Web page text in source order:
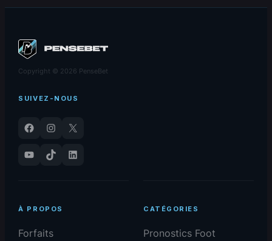
Colombie
Copyright © 2026 PenseBet
SUIVEZ-NOUS
Facebook Instagram
X
YouTube
TikTok LinkedIn
À PROPOS
Forfaits
CATÉGORIES
Pronostics Foot